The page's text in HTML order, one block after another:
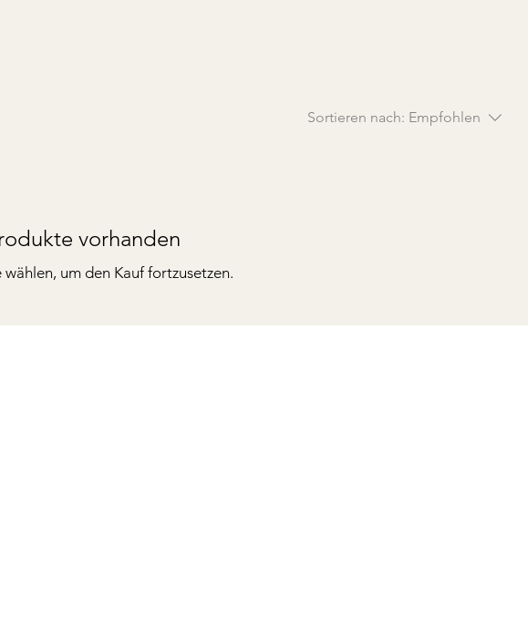
Sortieren nach: Empfohlen
vorhanden
um den Kauf fortzusetzen.